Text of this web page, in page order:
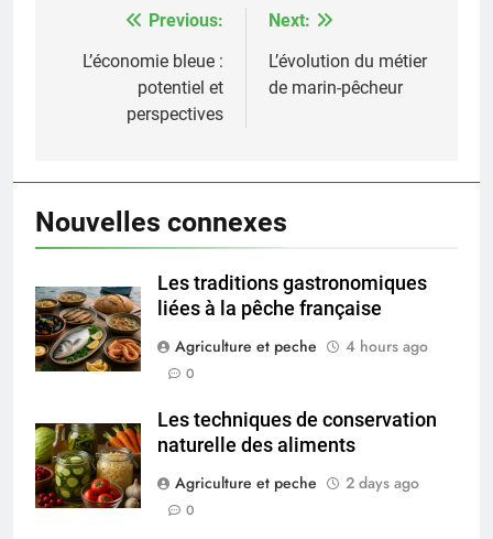
navigation
Previous:
L’économie bleue :
potentiel et
perspectives
Next:
L’évolution du métier
de marin-pêcheur
Nouvelles connexes
Les traditions gastronomiques
liées à la pêche française
Agriculture et peche
4 hours ago
0
Les techniques de conservation
naturelle des aliments
Agriculture et peche
2 days ago
0